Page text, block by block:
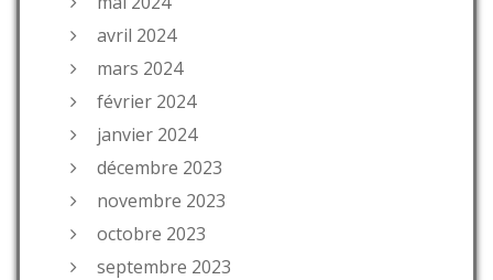
avril 2024
mars 2024
février 2024
janvier 2024
décembre 2023
novembre 2023
octobre 2023
septembre 2023